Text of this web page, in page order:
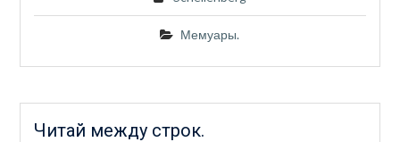
Мемуары.
Читай между строк.